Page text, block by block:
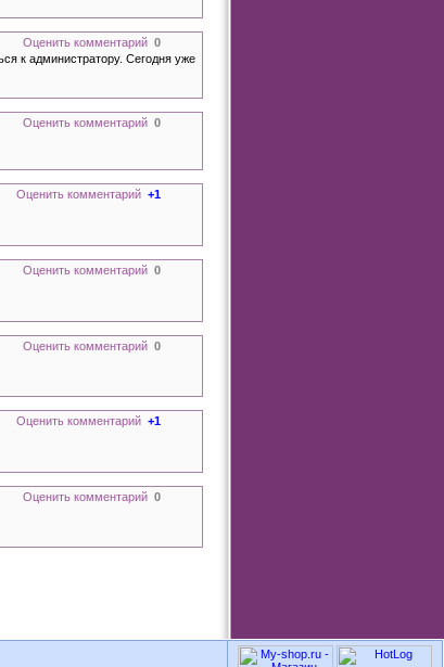
Оценить комментарий 0
к администратору. Сегодня уже
Оценить комментарий 0
Оценить комментарий +1
Оценить комментарий 0
Оценить комментарий 0
Оценить комментарий +1
Оценить комментарий 0